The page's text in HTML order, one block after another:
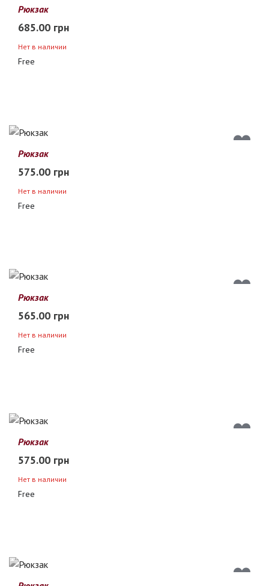
Рюкзак
685.00 грн
Нет в наличии
Free
Рюкзак
575.00 грн
Нет в наличии
Free
Рюкзак
565.00 грн
Нет в наличии
Free
Рюкзак
575.00 грн
Нет в наличии
Free